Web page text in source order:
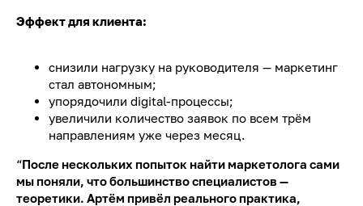
Эффект для клиента:
снизили нагрузку на руководителя — маркетинг
стал автономным;
упорядочили digital-процессы;
увеличили количество заявок по всем трём
направлениям уже через месяц.
“После нескольких попыток найти маркетолога сами
мы поняли, что большинство специалистов —
теоретики. Артём привёл реального практика,